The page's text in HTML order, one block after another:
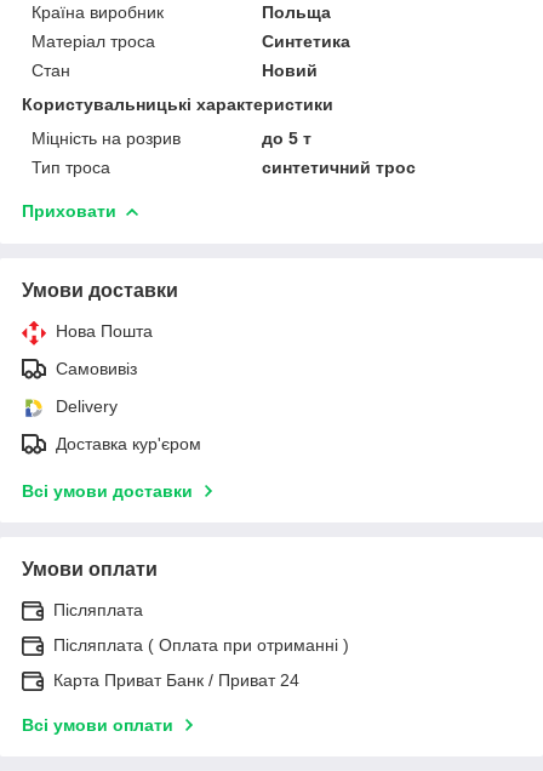
Країна виробник
Польща
Матеріал троса
Синтетика
Стан
Новий
Користувальницькі характеристики
Міцність на розрив
до 5 т
Тип троса
синтетичний трос
Приховати
Умови доставки
Нова Пошта
Самовивіз
Delivery
Доставка кур'єром
Всі умови доставки
Умови оплати
Післяплата
Післяплата ( Оплата при отриманні )
Карта Приват Банк / Приват 24
Всі умови оплати